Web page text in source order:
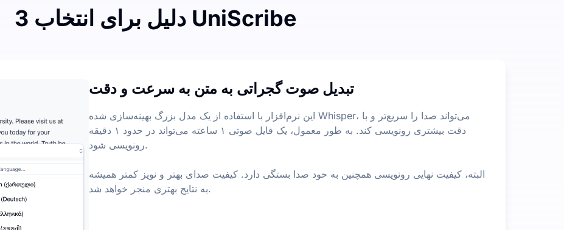
3 دلیل برای انتخاب UniScribe
ویژگی‌های بیشتر هوشتبدیل صوت گجراتی به متن به سرعت و دقت
این نرم‌افزار با استفاده از یک مدل بزرگ بهینه‌سازی شده Whisper، می‌تواند صدا را سریع‌تر و با
دقت بیشتری رونویسی کند. به طور معمول، یک فایل صوتی ۱ ساعته می‌تواند در حدود ۱ دقیقه
رونویسی شود.
البته، کیفیت نهایی رونویسی همچنین به خود صدا بستگی دارد. کیفیت صدای بهتر و نویز کمتر همیشه
به نتایج بهتری منجر خواهد شد.